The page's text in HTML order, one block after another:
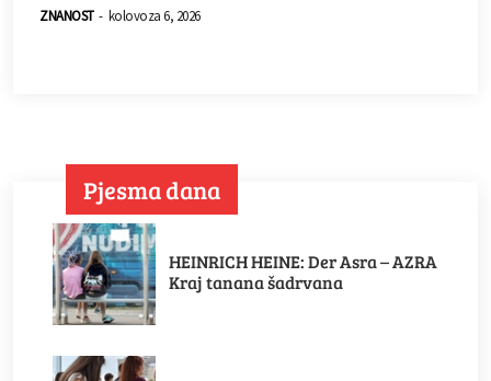
ZNANOST - kolovoza 6, 2026
Pjesma dana
HEINRICH HEINE: Der Asra – AZRA
Kraj tanana šadrvana